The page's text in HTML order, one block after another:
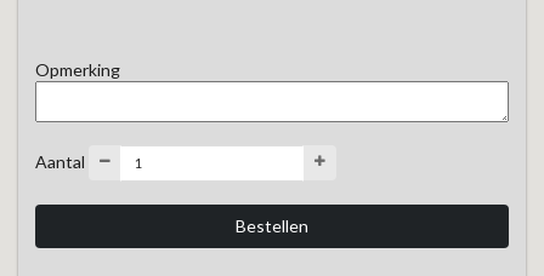
Opmerking
Aantal